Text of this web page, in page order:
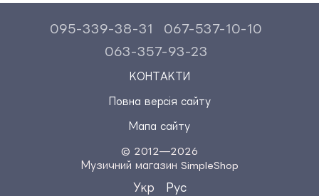
095-339-38-31
067-537-10-10
063-357-93-23
КОНТАКТИ
Повна версія сайту
Мапа сайту
© 2012—2026
Музичний магазин SimpleShop
Укр Рус